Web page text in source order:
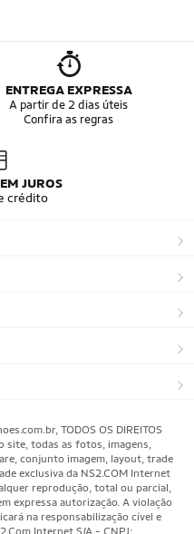
ENTREGA EXPRESSA
A partir de 2 dias úteis
Confira as regras
JUROS
crédito
TODOS OS DIREITOS
site, todas as fotos, imagens,
conjunto imagem, layout, trade
exclusiva da NS2.COM Internet
reprodução, total ou parcial,
expressa autorização. A violação
na responsabilização cível e
Internet S/A - CNPJ: